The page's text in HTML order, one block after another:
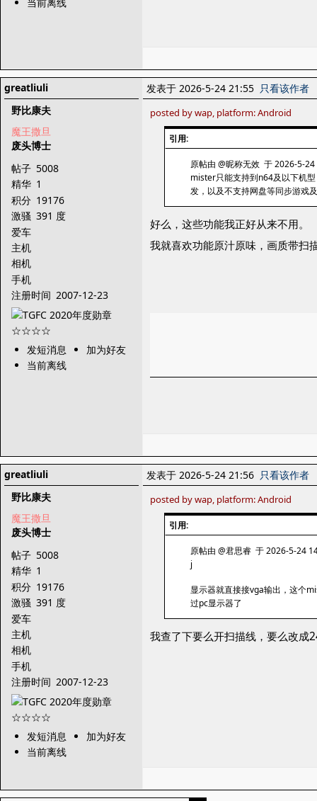
greatliuli
野比康夫
魔王撒旦
废头博士
帖子 5008
精华 1
积分 19176
激骚 391 度
爱车
主机
相机
手机
注册时间 2007-12-23
发短消息
加为好友
当前离线
发表于 2026-5-24 21:55 只看该作者
posted by wap, platform: Android
引用:
原帖由 @昵称无效 于 2026-5-
mister只能支持到n64及以下机
发，以及不支持网盘等同步游戏
好么，这些功能我正好从来不用。
我就喜欢功能原汁原味，画质带扫
greatliuli
野比康夫
魔王撒旦
废头博士
帖子 5008
精华 1
积分 19176
激骚 391 度
爱车
主机
相机
手机
注册时间 2007-12-23
发短消息
加为好友
当前离线
发表于 2026-5-24 21:56 只看该作者
posted by wap, platform: Android
引用:
原帖由 @君思睿 于 2026-5-24
j
显示器就直接接vga输出，这个
过pc显示器了
我查了下要么开扫描线，要么改成